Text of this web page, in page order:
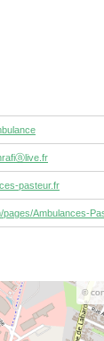
pasteur.fr
Ambulances-
©